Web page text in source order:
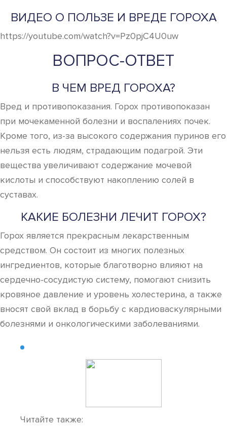
ВИДЕО О ПОЛЬЗЕ И ВРЕДЕ ГОРОХА
https://youtube.com/watch?v=Pz0pjC4U0uw
ВОПРОС-ОТВЕТ
В ЧЕМ ВРЕД ГОРОХА?
Вред и противопоказания. Горох противопоказан
при мочекаменной болезни и воспалениях почек.
Кроме того, из-за высокого содержания пуринов его
нельзя есть людям, страдающим подагрой. Эти
вещества увеличивают содержание мочевой
кислоты и способствуют накоплению солей в
суставах.
КАКИЕ БОЛЕЗНИ ЛЕЧИТ ГОРОХ?
Горох является прекрасным лекарственным
средством. Он состоит из многих полезных
ингредиентов, которые благотворно влияют на
сердечно-сосудистую систему, помогают снизить
кровяное давление и уровень холестерина, а также
вносят свой вклад в борьбу с кардиоваскулярными
болезнями и онкологическими заболеваниями.
Читайте также: